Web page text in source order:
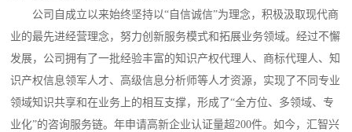
公司自成立以来始终坚持以“自信诚信”为理念，积极汲取现代商
业的最先进经营理念，努力创新服务模式和拓展业务领域。经过不懈
发展，公司拥有了一批经验丰富的知识产权代理人、商标代理人、知
识产权信息领军人才、高级信息分析师等人才资源，实现了不同专业
领域知识共享和在业务上的相互支撑，形成了“全方位、多领域、专
业化”的咨询服务链。年申请高新企业认证量超200件。如今，汇智兴